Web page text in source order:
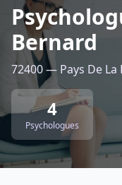
Bernard
72400 — Pays De La
4
Psychologues